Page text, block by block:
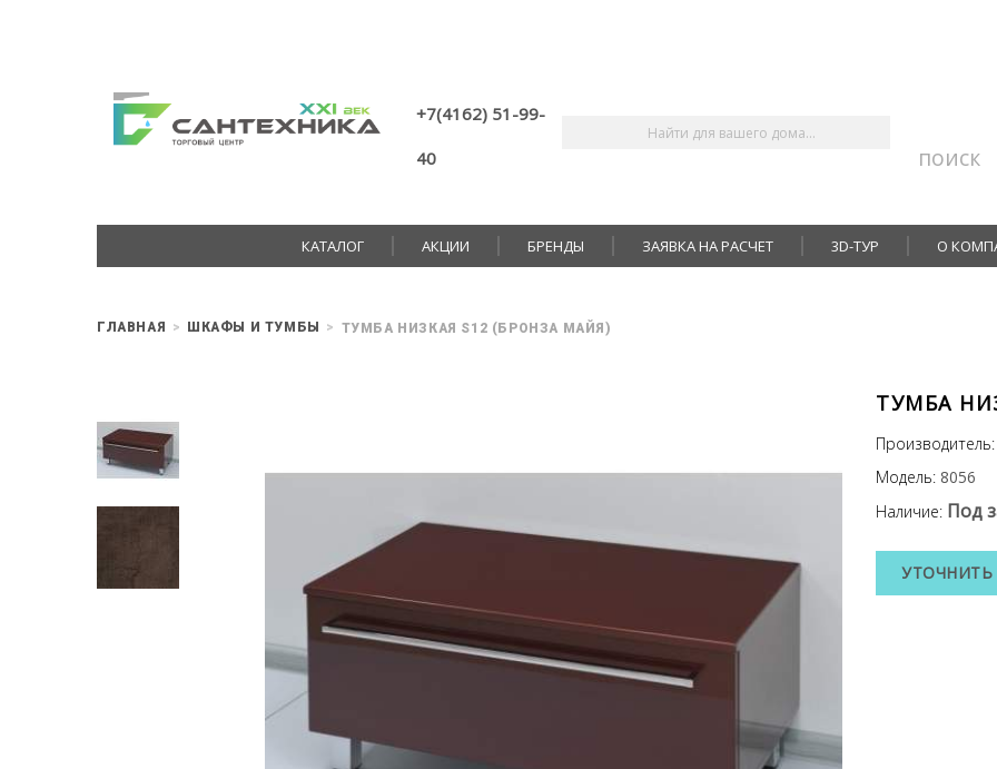
+7(4162) 51-99-
40
поиск
КАТАЛОГ АКЦИИ БРЕНДЫ ЗАЯВКА НА РАСЧЕТ 3D-ТУР О
ГЛАВНАЯ ШКАФЫ И ТУМБЫ ТУМБА НИЗКАЯ S12 (БРОНЗА МАЙЯ)
ТУМБА
Производитель:
Модель: 8056
Наличие: Под